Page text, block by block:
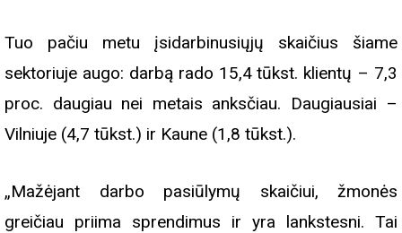
Tuo pačiu metu įsidarbinusiųjų skaičius šiame
sektoriuje augo: darbą rado 15,4 tūkst. klientų – 7,3
proc. daugiau nei metais anksčiau. Daugiausiai –
Vilniuje (4,7 tūkst.) ir Kaune (1,8 tūkst.).
„Mažėjant darbo pasiūlymų skaičiui, žmonės
greičiau priima sprendimus ir yra lankstesni. Tai